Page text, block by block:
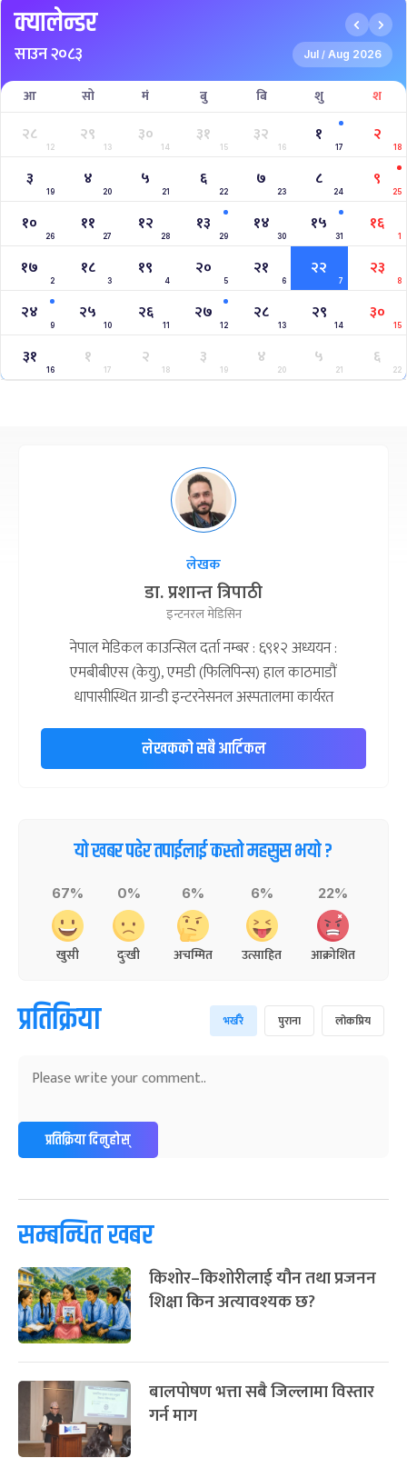
क्यालेन्डर
साउन २०८३ Jul / Aug 2026
आ सो मं बु बि शु श
२८
12
२९
13
३०
14
३१
15
३२
16
१
17
२
18
३
19
४
20
५
21
६
22
७
23
८
24
९
25
१०
26
११
27
१२
28
१३
29
१४
30
१५
31
१६
1
१७
2
१८
3
१९
4
२०
5
२१
6
२२
7
२३
8
२४
9
२५
10
२६
11
२७
12
२८
13
२९
14
३०
15
३१
16
१
17
२
18
३
19
४
20
५
21
६
22
लेखक
डा. प्रशान्त त्रिपाठी
इन्टनरल मेडिसिन
नेपाल मेडिकल काउन्सिल दर्ता नम्बर : ६९१२ अध्ययन :
एमबीबीएस (केयु), एमडी (फिलिपिन्स) हाल काठमाडौं
धापासीस्थित ग्रान्डी इन्टरनेसनल अस्पतालमा कार्यरत
लेखकको सबै आर्टिकल
यो खबर पढेर तपाईलाई कस्तो महसुस भयो ?
67%
खुसी
0%
दुःखी
6%
अचम्मित
6%
उत्साहित
22%
आक्रोशित
प्रतिक्रिया भर्खरै पुराना लोकप्रिय
प्रतिक्रिया दिनुहोस्
सम्बन्धित खबर
किशोर–किशोरीलाई यौन तथा प्रजनन
शिक्षा किन अत्यावश्यक छ?
बालपोषण भत्ता सबै जिल्लामा विस्तार
गर्न माग